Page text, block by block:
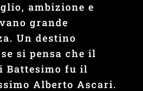
ambizione e
grande
Un destino
se si pensa che il
Battesimo fu il
Alberto Ascari.